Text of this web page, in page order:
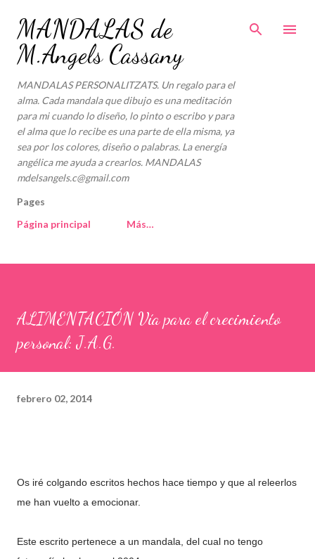
Ir al contenido principal
MANDALAS de
M.Angels Cassany
MANDALAS PERSONALITZATS. Un regalo para el
alma. Cada mandala que dibujo es una meditación
para mi cuando lo diseño, lo pinto o escribo y para
el alma que lo recibe es una parte de ella misma, ya
sea por los colores, diseño o palabras. La energía
angélica me ayuda a crearlos. MANDALAS
mdelsangels.c@gmail.com
Pages
Página principal
Más…
ALIMENTACIÓN Vía para el crecimiento
personal: J.A.G.
febrero 02, 2014
Os iré colgando escritos hechos hace tiempo y que al releerlos
me han vuelto a emocionar.
Este escrito pertenece a un mandala, del cual no tengo